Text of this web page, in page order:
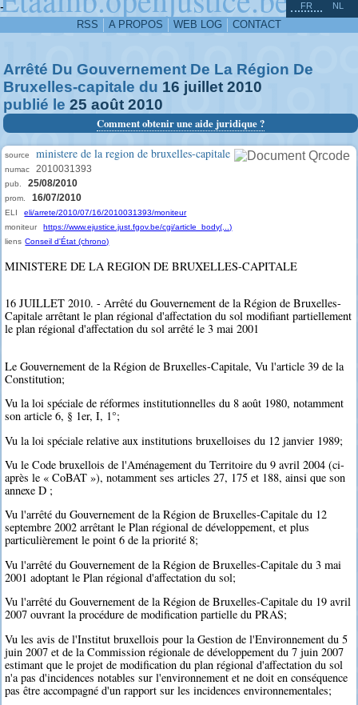
-
RSS A PROPOS WEB LOG CONTACT
FR NL
Arrêté Du Gouvernement De La Région De
Bruxelles-capitale du 16 juillet 2010
publié le 25 août 2010
Comment obtenir une aide juridique ?
source ministere de la region de bruxelles-capitale
numac 2010031393
pub. 25/08/2010
prom. 16/07/2010
ELI
eli/arrete/2010/07/16/2010031393/moniteur
moniteur
https://www.ejustice.just.fgov.be/cgi/article_body(...)
liens Conseil d'État (chrono)
MINISTERE DE LA REGION DE BRUXELLES-CAPITALE
16 JUILLET 2010. - Arrêté du Gouvernement de la Région de Bruxelles-
Capitale arrêtant le plan régional d'affectation du sol modifiant partiellement
le plan régional d'affectation du sol arrêté le 3 mai 2001
Le Gouvernement de la Région de Bruxelles-Capitale, Vu l'article 39 de la
Constitution;
Vu la loi spéciale de réformes institutionnelles du 8 août 1980, notamment
son article 6, § 1er, I, 1°;
Vu la loi spéciale relative aux institutions bruxelloises du 12 janvier 1989;
Vu le Code bruxellois de l'Aménagement du Territoire du 9 avril 2004 (ci-
après le « CoBAT »), notamment ses articles 27, 175 et 188, ainsi que son
annexe D ;
Vu l'arrêté du Gouvernement de la Région de Bruxelles-Capitale du 12
septembre 2002 arrêtant le Plan régional de développement, et plus
particulièrement le point 6 de la priorité 8;
Vu l'arrêté du Gouvernement de la Région de Bruxelles-Capitale du 3 mai
2001 adoptant le Plan régional d'affectation du sol;
Vu l'arrêté du Gouvernement de la Région de Bruxelles-Capitale du 19 avril
2007 ouvrant la procédure de modification partielle du PRAS;
Vu les avis de l'Institut bruxellois pour la Gestion de l'Environnement du 5
juin 2007 et de la Commission régionale de développement du 7 juin 2007
estimant que le projet de modification du plan régional d'affectation du sol
n'a pas d'incidences notables sur l'environnement et ne doit en conséquence
pas être accompagné d'un rapport sur les incidences environnementales;
^